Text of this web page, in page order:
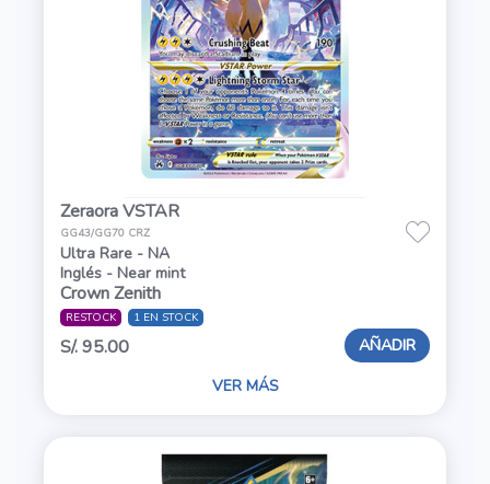
Zeraora VSTAR
GG43/GG70 CRZ
Ultra Rare - NA
Inglés - Near mint
Crown Zenith
RESTOCK 1 EN STOCK
S/. 95.00 AÑADIR
VER MÁS